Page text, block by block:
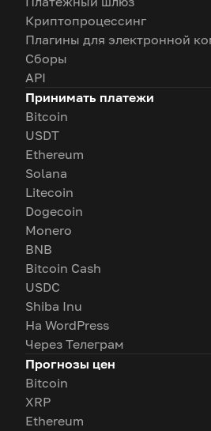
Криптопроцессинг
Плагины для электронной
Сборы
API
Принимать платежи
Bitcoin
USDT
Ethereum
Solana
Litecoin
Dogecoin
Monero
BNB
Bitcoin Cash
USDC
Shiba Inu
На WordPress
Через Телеграм
Прогнозы цен
Bitcoin
XRP
Ethereum